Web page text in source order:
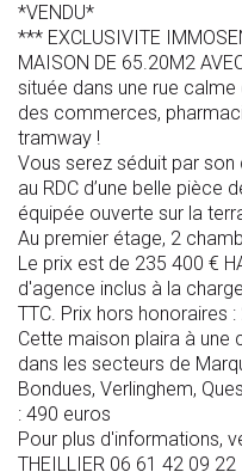
*VENDU*
*** EXCLUSIVITE
MAISON DE 65.20M2
située dans une rue
des commerces,
tramway !
Vous serez séduit par
au RDC d’une belle pièce
équipée ouverte sur la
Au premier étage, 2
Le prix est de 235 400 €
d'agence inclus à la
TTC. Prix hors honoraires
Cette maison plaira à une
dans les secteurs de
Bondues, Verlinghem,
: 490 euros
Pour plus d'informations,
THEILLIER 06 61 42 09 22